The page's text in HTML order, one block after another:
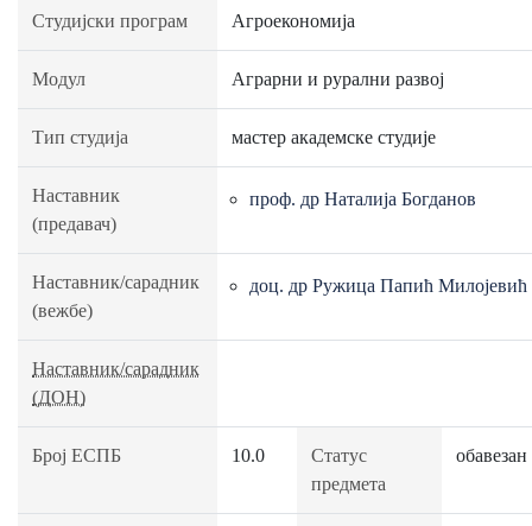
Студијски програм Агроекономија
Модул Аграрни и рурални развој
Тип студија мастер академске студије
Наставник
(предавач)
проф. др Наталија Богданов
Наставник/сарадник
(вежбе)
доц. др Ружица Папић Милојевић
Наставник/сарадник
(ДОН)
Број ЕСПБ 10.0
Статус
предмета
обавезан